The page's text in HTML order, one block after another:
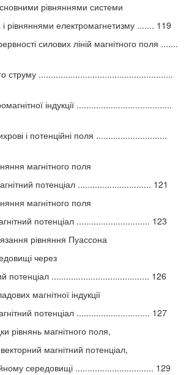
рівняннями системи
рівняннями електромагнетизму ....... 119
силових ліній магнітного поля .......
струму .......................................................
індукції .......................................
і потенційні поля .............................
магнітного поля
потенціал .............................. 121
магнітного поля
потенціал .............................. 123
рівняння Пуассона
через
потенціал ........................................ 126
магнітної індукції
потенціал .............................. 127
рівнянь магнітного поля,
магнітний потенціал,
середовищі ................................ 129